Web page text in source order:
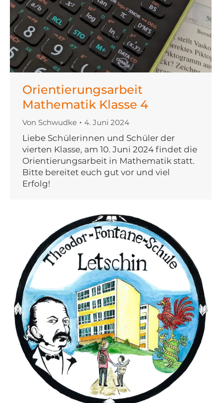
Orientierungsarbeit
Mathematik Klasse 4
Von Schwudke 4. Juni 2024
Liebe Schülerinnen und Schüler der
vierten Klasse, am 10. Juni 2024 findet die
Orientierungsarbeit in Mathematik statt.
Bitte bereitet euch gut vor und viel
Erfolg!